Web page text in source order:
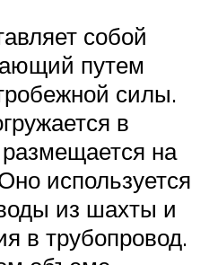
собой
путем
силы.
в
на
используется
из шахты и
в трубопровод.